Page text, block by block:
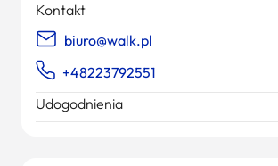
Kontakt
biuro@walk.pl
+48223792551
Udogodnienia